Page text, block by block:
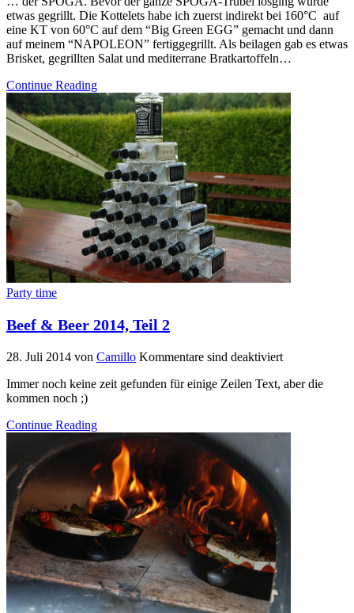
etwas gegrillt. Die Kottelets habe ich zuerst indirekt bei 160°C auf
eine KT von 60°C auf dem “Big Green EGG” gemacht und dann
auf meinem “NAPOLEON” fertiggegrillt. Als beilagen gab es etwas
Brisket, gegrillten Salat und mediterrane Bratkartoffeln…
Continue Reading
Party time
Beef & Beer 2014, Teil 2
28. Juli 2014 von Camillo Kommentare sind deaktiviert
Immer noch keine zeit gefunden für einige Zeilen Text, aber die
kommen noch ;)
Continue Reading